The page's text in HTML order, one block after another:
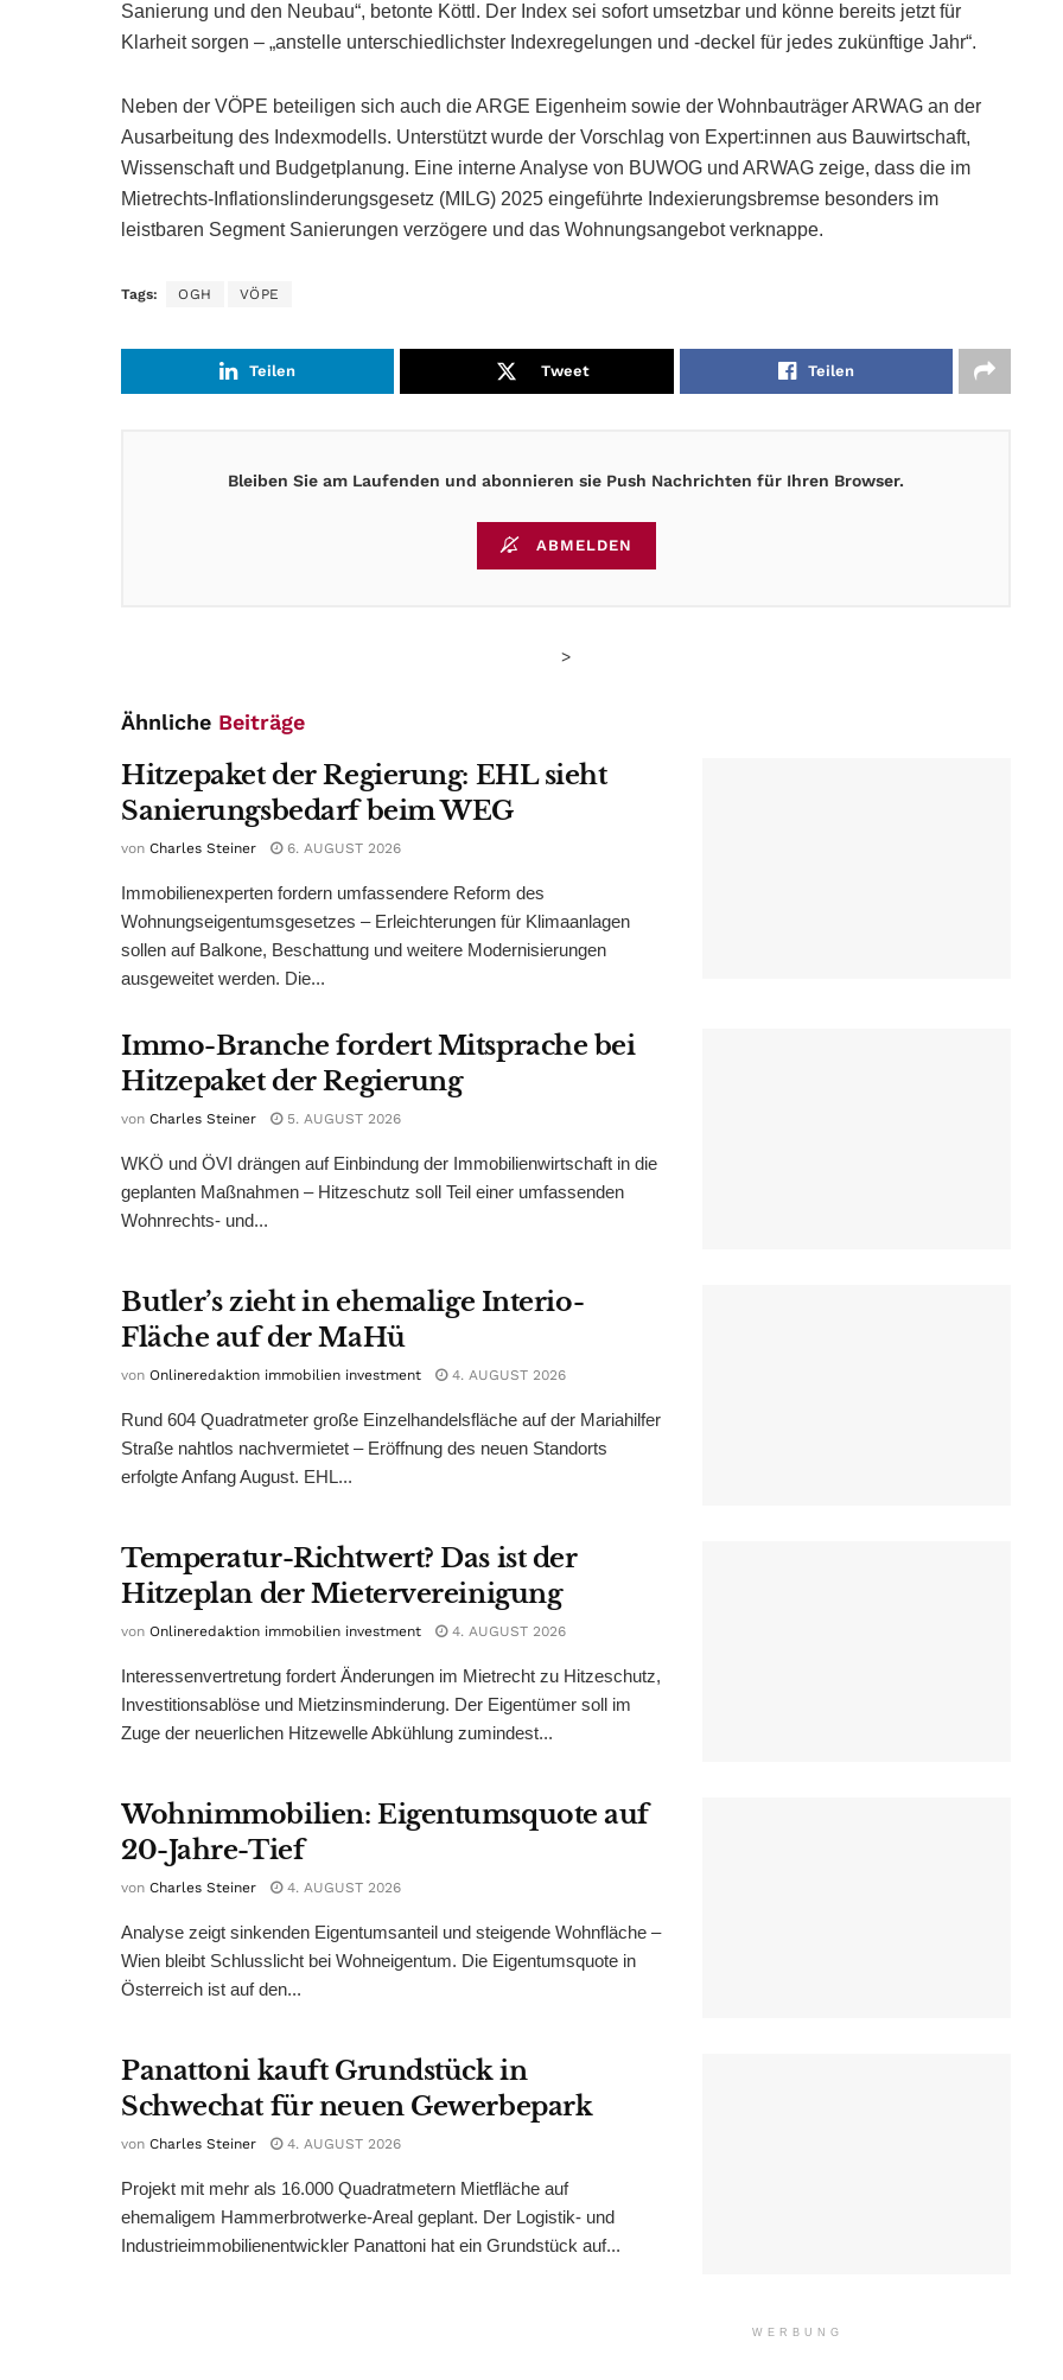
Sanierung und den Neubau“, betonte Köttl. Der Index sei sofort umsetzbar und könne bereits jetzt für
Klarheit sorgen – „anstelle unterschiedlichster Indexregelungen und -deckel für jedes zukünftige Jahr“.
Neben der VÖPE beteiligen sich auch die ARGE Eigenheim sowie der Wohnbauträger ARWAG an der
Ausarbeitung des Indexmodells. Unterstützt wurde der Vorschlag von Expert:innen aus Bauwirtschaft,
Wissenschaft und Budgetplanung. Eine interne Analyse von BUWOG und ARWAG zeige, dass die im
Mietrechts-Inflationslinderungsgesetz (MILG) 2025 eingeführte Indexierungsbremse besonders im
leistbaren Segment Sanierungen verzögere und das Wohnungsangebot verknappe.
Tags: OGH VÖPE
Teilen Tweet Teilen
Bleiben Sie am Laufenden und abonnieren sie Push Nachrichten für Ihren Browser.
ABMELDEN
>
Ähnliche Beiträge
Hitzepaket der Regierung: EHL sieht
Sanierungsbedarf beim WEG
von Charles Steiner 6. AUGUST 2026
Immobilienexperten fordern umfassendere Reform des
Wohnungseigentumsgesetzes – Erleichterungen für Klimaanlagen
sollen auf Balkone, Beschattung und weitere Modernisierungen
ausgeweitet werden. Die...
Immo-Branche fordert Mitsprache bei
Hitzepaket der Regierung
von Charles Steiner 5. AUGUST 2026
WKÖ und ÖVI drängen auf Einbindung der Immobilienwirtschaft in die
geplanten Maßnahmen – Hitzeschutz soll Teil einer umfassenden
Wohnrechts- und...
Butler’s zieht in ehemalige Interio-
Fläche auf der MaHü
von Onlineredaktion immobilien investment 4. AUGUST 2026
Rund 604 Quadratmeter große Einzelhandelsfläche auf der Mariahilfer
Straße nahtlos nachvermietet – Eröffnung des neuen Standorts
erfolgte Anfang August. EHL...
Temperatur-Richtwert? Das ist der
Hitzeplan der Mietervereinigung
von Onlineredaktion immobilien investment 4. AUGUST 2026
Interessenvertretung fordert Änderungen im Mietrecht zu Hitzeschutz,
Investitionsablöse und Mietzinsminderung. Der Eigentümer soll im
Zuge der neuerlichen Hitzewelle Abkühlung zumindest...
Wohnimmobilien: Eigentumsquote auf
20-Jahre-Tief
von Charles Steiner 4. AUGUST 2026
Analyse zeigt sinkenden Eigentumsanteil und steigende Wohnfläche –
Wien bleibt Schlusslicht bei Wohneigentum. Die Eigentumsquote in
Österreich ist auf den...
Panattoni kauft Grundstück in
Schwechat für neuen Gewerbepark
von Charles Steiner 4. AUGUST 2026
Projekt mit mehr als 16.000 Quadratmetern Mietfläche auf
ehemaligem Hammerbrotwerke-Areal geplant. Der Logistik- und
Industrieimmobilienentwickler Panattoni hat ein Grundstück auf...
WERBUNG